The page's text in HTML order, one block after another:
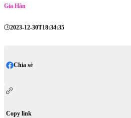
Gia Hân
2023-12-30T18:34:35
Chia sẻ
Copy link